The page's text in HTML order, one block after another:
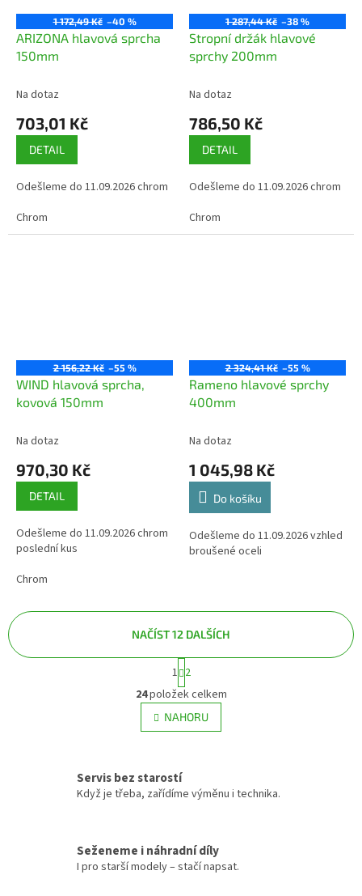
1 172,49 Kč –40 %
ARIZONA hlavová sprcha
150mm
Na dotaz
703,01 Kč
DETAIL
Odešleme do 11.09.2026 chrom
Chrom
1 287,44 Kč –38 %
Stropní držák hlavové
sprchy 200mm
Na dotaz
786,50 Kč
DETAIL
Odešleme do 11.09.2026 chrom
Chrom
2 156,22 Kč –55 %
WIND hlavová sprcha,
kovová 150mm
Na dotaz
970,30 Kč
DETAIL
Odešleme do 11.09.2026 chrom
poslední kus
Chrom
2 324,41 Kč –55 %
Rameno hlavové sprchy
400mm
Na dotaz
1 045,98 Kč
Do košíku
Odešleme do 11.09.2026 vzhled
broušené oceli
O
v
l
á
c
í
p
k
y
NAČÍST 12 DALŠÍCH
t
r
á
n
k
á
n
í
1 2
24položek celkem
NAHORU
Servis bez starostí
Když je třeba, zařídíme výměnu i technika.
Seženeme i náhradní díly
I pro starší modely – stačí napsat.